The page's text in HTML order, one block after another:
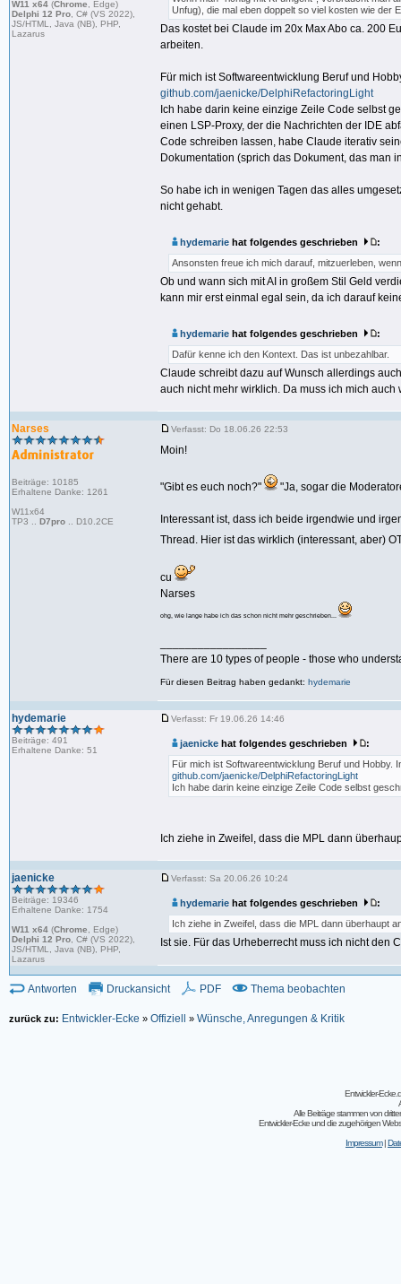
W11 x64 (Chrome , Edge)
Delphi 12 Pro , C# (VS 2022),
JS/HTML, Java (NB), PHP,
Lazarus
Unfug), die mal eben doppelt so viel kosten wie der
Das kostet bei Claude im 20x Max Abo ca. 200
arbeiten.
Für mich ist Softwareentwicklung Beruf und
github.com/jaenicke/DelphiRefactoringLight
Ich habe darin keine einzige Zeile Code selbst
einen LSP-Proxy, der die Nachrichten der IDE
Code schreiben lassen, habe Claude iterativ
Dokumentation (sprich das Dokument, das man
So habe ich in wenigen Tagen das alles
nicht gehabt.
hydemarie hat folgendes geschrieben
:
Ansonsten freue ich mich darauf, mitzuerleben,
Ob und wann sich mit AI in großem Stil Geld
kann mir erst einmal egal sein, da ich darauf
hydemarie hat folgendes geschrieben
:
Dafür kenne ich den Kontext. Das ist unbezahlbar.
Claude schreibt dazu auf Wunsch allerdings
auch nicht mehr wirklich. Da muss ich mich auch
Narses
Beiträge: 10185
Erhaltene Danke: 1261
W11x64
TP3 .. D7pro .. D10.2CE
Verfasst: Do 18.06.26 22:53
Moin!
"Gibt es euch noch?" "Ja, sogar die
Interessant ist, dass ich beide irgendwie und
Thread. Hier ist das wirklich (interessant, aber)
cu
Narses
ohg, wie lange habe ich das schon nicht mehr geschrieben...
There are 10 types of people - those who
Für diesen Beitrag haben gedankt: hydemarie
hydemarie
Beiträge: 491
Erhaltene Danke: 51
Verfasst: Fr 19.06.26 14:46
jaenicke hat folgendes geschrieben
:
Für mich ist Softwareentwicklung Beruf und Hobby.
github.com/jaenicke/DelphiRefactoringLight
Ich habe darin keine einzige Zeile Code selbst
Ich ziehe in Zweifel, dass die MPL dann
jaenicke
Beiträge: 19346
Erhaltene Danke: 1754
W11 x64 (Chrome , Edge)
Delphi 12 Pro , C# (VS 2022),
JS/HTML, Java (NB), PHP,
Lazarus
Verfasst: Sa 20.06.26 10:24
hydemarie hat folgendes geschrieben
:
Ich ziehe in Zweifel, dass die MPL dann überhaupt
Ist sie. Für das Urheberrecht muss ich nicht den
Antworten Druckansicht PDF Thema beobachten
zurück zu: Entwickler-Ecke » Offiziell » Wünsche, Anregungen & Kritik
Entwickler-
Alle Beiträge stammen von
Entwickler-Ecke und die zugehörigen
Impressum|